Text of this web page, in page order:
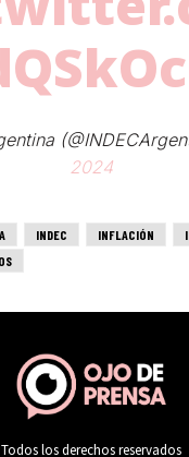
Todos los derechos reservados